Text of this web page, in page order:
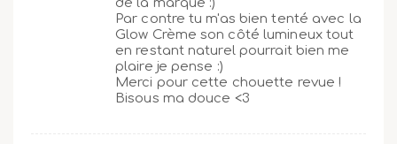
Par contre tu m'as bien tenté avec la
Glow Crème son côté lumineux tout
en restant naturel pourrait bien me
plaire je pense :)
Merci pour cette chouette revue !
Bisous ma douce <3